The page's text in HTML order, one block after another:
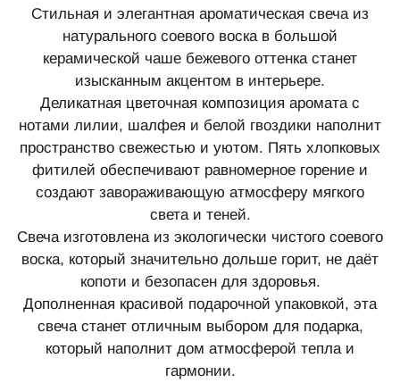
Стильная и элегантная ароматическая свеча из
натурального соевого воска в большой
керамической чаше бежевого оттенка станет
изысканным акцентом в интерьере.
Деликатная цветочная композиция аромата с
нотами лилии, шалфея и белой гвоздики наполнит
пространство свежестью и уютом. Пять хлопковых
фитилей обеспечивают равномерное горение и
создают завораживающую атмосферу мягкого
света и теней.
Свеча изготовлена из экологически чистого соевого
воска, который значительно дольше горит, не даёт
копоти и безопасен для здоровья.
Дополненная красивой подарочной упаковкой, эта
свеча станет отличным выбором для подарка,
который наполнит дом атмосферой тепла и
гармонии.